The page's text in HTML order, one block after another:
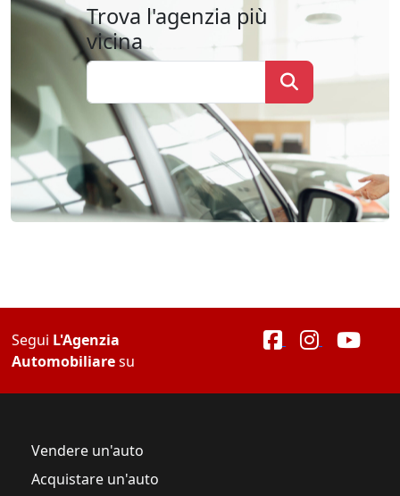
Trova l'agenzia più
vicina
Segui L'Agenzia
Automobiliaresu
Vendere un'auto
Acquistare un'auto